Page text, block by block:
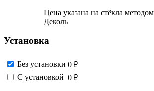
Цена указана на стёкла методом
Деколь
Установка
Без установки 0 ₽
С установкой 0 ₽